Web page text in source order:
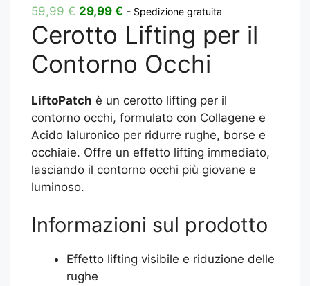
5.00su 5
su base
di
recensioni
59,99€ Il
prezzo
originale
era:
29,99 € Il
prezzo
attuale
è:
- Spedizione gratuita
Cerotto Lifting per il
Contorno Occhi
LiftoPatch è un cerotto lifting per il
contorno occhi, formulato con Collagene e
Acido Ialuronico per ridurre rughe, borse e
occhiaie. Offre un effetto lifting immediato,
lasciando il contorno occhi più giovane e
luminoso.
Informazioni sul prodotto
Effetto lifting visibile e riduzione delle
rughe